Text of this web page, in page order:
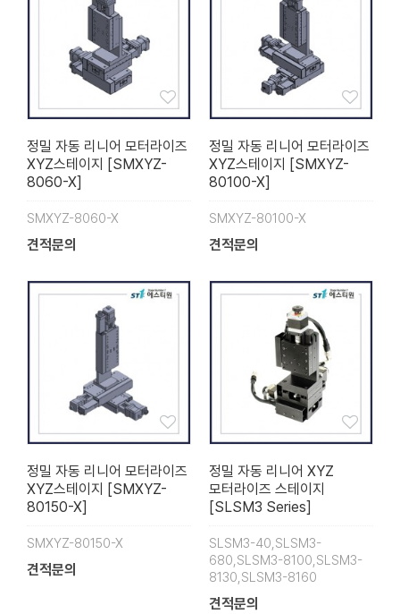
정밀 자동 리니어 모터라이즈
XYZ스테이지 [SMXYZ-
8060-X]
SMXYZ-8060-X
견적문의
정밀 자동 리니어 모터라이즈
XYZ스테이지 [SMXYZ-
80100-X]
SMXYZ-80100-X
견적문의
정밀 자동 리니어 모터라이즈
XYZ스테이지 [SMXYZ-
80150-X]
SMXYZ-80150-X
견적문의
정밀 자동 리니어 XYZ
모터라이즈 스테이지
[SLSM3 Series]
SLSM3-40,SLSM3-
680,SLSM3-8100,SLSM3-
8130,SLSM3-8160
견적문의